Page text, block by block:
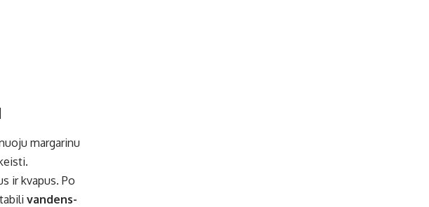
margarinu
ir kvapus. Po
vandens-